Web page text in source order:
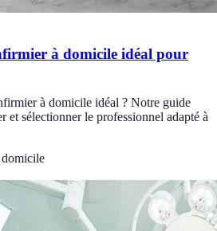
à domicile idéal pour
à domicile idéal ? Notre guide
et sélectionner le professionnel adapté à
domicile